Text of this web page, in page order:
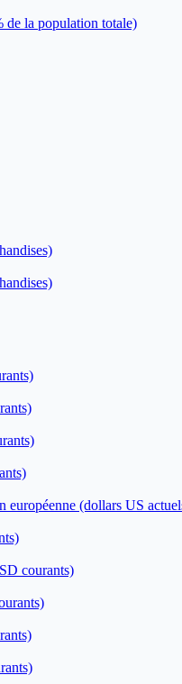
de la population totale)
(dollars US
courants)